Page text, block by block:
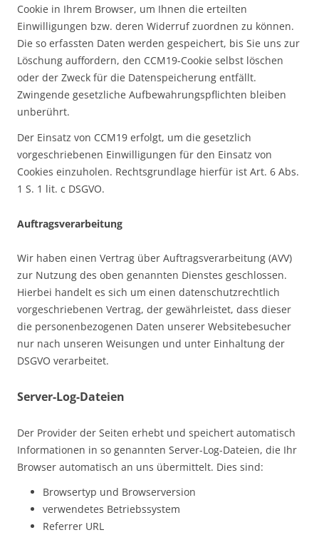
Cookie in Ihrem Browser, um Ihnen die erteilten
Einwilligungen bzw. deren Widerruf zuordnen zu können.
Die so erfassten Daten werden gespeichert, bis Sie uns zur
Löschung auffordern, den CCM19-Cookie selbst löschen
oder der Zweck für die Datenspeicherung entfällt.
Zwingende gesetzliche Aufbewahrungspflichten bleiben
unberührt.
Der Einsatz von CCM19 erfolgt, um die gesetzlich
vorgeschriebenen Einwilligungen für den Einsatz von
Cookies einzuholen. Rechtsgrundlage hierfür ist Art. 6 Abs.
1 S. 1 lit. c DSGVO.
Auftragsverarbeitung
Wir haben einen Vertrag über Auftragsverarbeitung (AVV)
zur Nutzung des oben genannten Dienstes geschlossen.
Hierbei handelt es sich um einen datenschutzrechtlich
vorgeschriebenen Vertrag, der gewährleistet, dass dieser
die personenbezogenen Daten unserer Websitebesucher
nur nach unseren Weisungen und unter Einhaltung der
DSGVO verarbeitet.
Server-Log-Dateien
Der Provider der Seiten erhebt und speichert automatisch
Informationen in so genannten Server-Log-Dateien, die Ihr
Browser automatisch an uns übermittelt. Dies sind:
Browsertyp und Browserversion
verwendetes Betriebssystem
Referrer URL